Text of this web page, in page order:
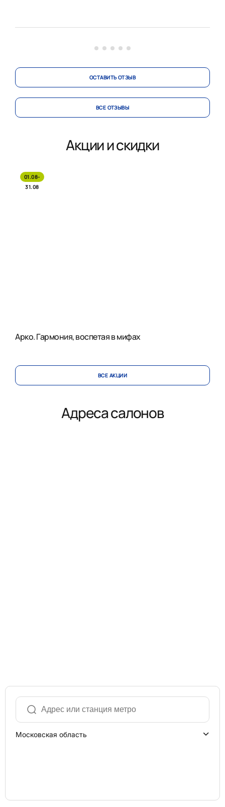
вывести коммуникации и предоставил доку...
ОСТАВИТЬ ОТЗЫВ
ВСЕ ОТЗЫВЫ
Акции и скидки
01.08-
31.08
Арко. Гармония, воспетая в мифах
ВСЕ АКЦИИ
Адреса салонов
Московская область